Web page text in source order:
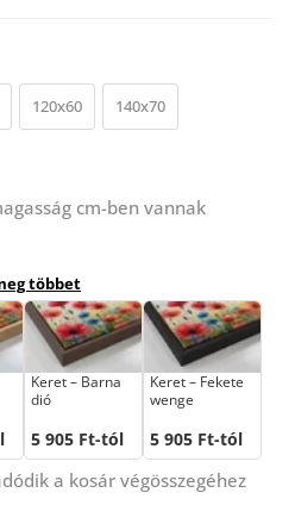
120x60 140x70
cm-ben vannak
többet
Keret – Barna
dió
5 905 Ft-tól
Keret – Fekete
wenge
5 905 Ft-tól
a kosár végösszegéhez